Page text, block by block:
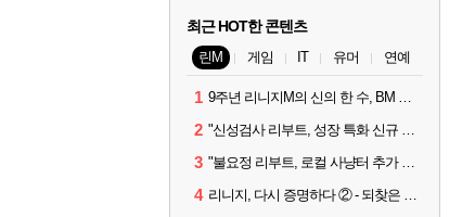
최근 HOT한 콘텐츠
린M 게임 IT 유머 연예
1 9주년 리니지M의 신의 한 수, BM 장비 아데나 판매 예고
2 "신성검사 리부트, 성장 특화 신규 서버" 리니지M 3월 업데이트 예고
3 "불요정 리부트, 로컬 사냥터 추가 예정" 리니지M 9주년 업데이트 예고
4 리니지, 다시 증명하다 ② - 되찾은 모바일 왕좌